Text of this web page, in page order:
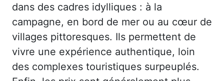
dans des cadres idylliques : à la
campagne, en bord de mer ou au cœur de
villages pittoresques. Ils permettent de
vivre une expérience authentique, loin
des complexes touristiques surpeuplés.